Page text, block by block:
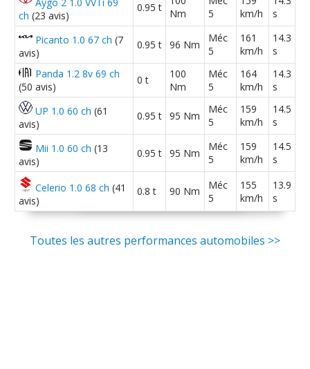
ch (23 avis)
0.95 t
Nm
5
km/h
s
Picanto 1.0 67 ch (7
avis)
0.95 t 96 Nm
Méc
5
161
km/h
14.3
s
Panda 1.2 8v 69 ch
(50 avis)
0 t
100
Nm
Méc
5
164
km/h
14.3
s
UP 1.0 60 ch (61
avis)
0.95 t 95 Nm
Méc
5
159
km/h
14.5
s
Mii 1.0 60 ch (13
avis)
0.95 t 95 Nm
Méc
5
159
km/h
14.5
s
Celerio 1.0 68 ch (41
avis)
0.8 t 90 Nm
Méc
5
155
km/h
13.9
s
Toutes les autres performances automobiles >>